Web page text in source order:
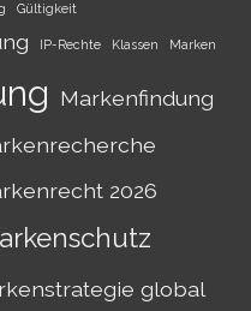
Gültigkeit
IP-Rechte Klassen Marken
Markenfindung
2026
global